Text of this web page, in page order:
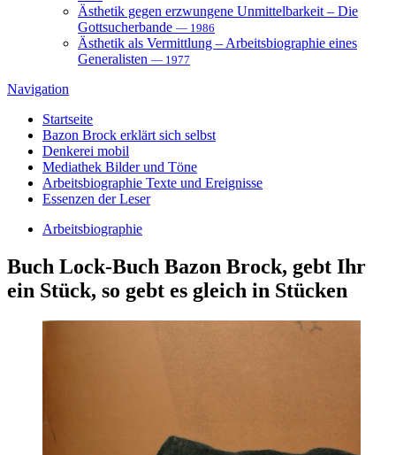
Ästhetik gegen erzwungene Unmittelbarkeit – Die
Gottsucherbande — 1986
Ästhetik als Vermittlung – Arbeitsbiographie eines
Generalisten — 1977
Navigation
Startseite
Bazon Brock erklärt sich selbst
Denkerei mobil
Mediathek Bilder und Töne
Arbeitsbiographie Texte und Ereignisse
Essenzen der Leser
Arbeitsbiographie
Buch Lock-Buch Bazon Brock, gebt Ihr
ein Stück, so gebt es gleich in Stücken